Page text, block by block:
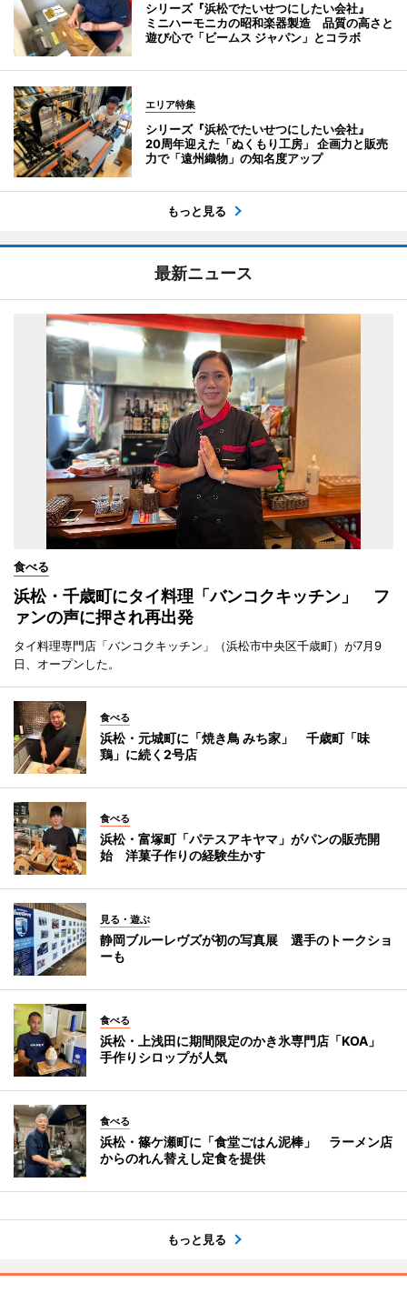
シリーズ『浜松でたいせつにしたい会社』
ミニハーモニカの昭和楽器製造 品質の高さと
遊び心で「ビームス ジャパン」とコラボ
エリア特集
シリーズ『浜松でたいせつにしたい会社』
20周年迎えた「ぬくもり工房」 企画力と販売
力で「遠州織物」の知名度アップ
もっと見る
最新ニュース
食べる
浜松・千歳町にタイ料理「バンコクキッチン」 フ
ァンの声に押され再出発
タイ料理専門店「バンコクキッチン」（浜松市中央区千歳町）が7月9
日、オープンした。
食べる
浜松・元城町に「焼き鳥 みち家」 千歳町「味
鶏」に続く2号店
食べる
浜松・富塚町「パテスアキヤマ」がパンの販売開
始 洋菓子作りの経験生かす
見る・遊ぶ
静岡ブルーレヴズが初の写真展 選手のトークショ
ーも
食べる
浜松・上浅田に期間限定のかき氷専門店「KOA」
手作りシロップが人気
食べる
浜松・篠ケ瀬町に「食堂ごはん泥棒」 ラーメン店
からのれん替えし定食を提供
もっと見る